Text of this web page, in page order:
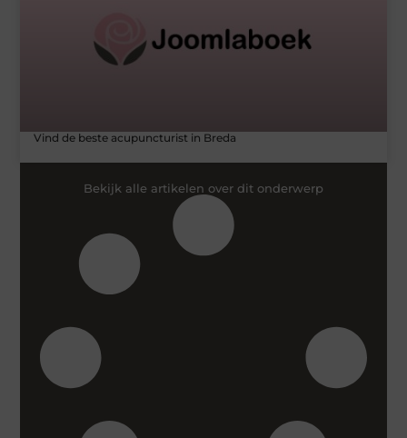
Vind de beste acupuncturist in Breda
Bekijk alle artikelen over dit onderwerp